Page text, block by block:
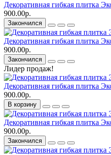
Декоративная гибкая плитка
900.00р.
Закончился
Декоративная гибкая плитка
900.00р.
Закончился
Лидер продаж!
Декоративная гибкая плитка
900.00р.
В корзину
Декоративная гибкая плитка
900.00р.
Закончился